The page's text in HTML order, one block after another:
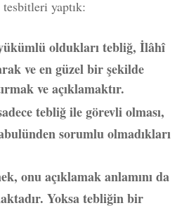
tesbitleri yaptık:
oldukları tebliğ, İlâhî
ve en güzel bir şekilde
ve açıklamaktır.
tebliğ ile görevli olması,
sorumlu olmadıkları
onu açıklamak anlamını da
Yoksa tebliğin bir